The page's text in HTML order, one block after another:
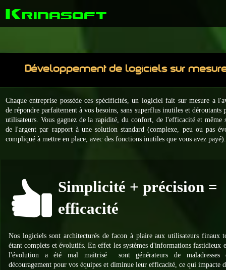
Krinasoft
Développement de logiciels sur
Chaque entreprise possède ces spécificités, un logiciel fait sur mesure a
de répondre parfaitement à vos besoins, sans superflus inutiles et déroutants
utilisateurs. Vous gagnez de la rapidité, du confort, de l'efficacité et même
de l'argent par rapport à une solution standard (complexe, peu ou pas
compliqué à mettre en place, avec des fonctions inutiles que vous avez payé)
Simplicité + précision =
efficacité
Nos logiciels sont architecturés de facon à plaire aux utilisateurs finaux
étant complets et évolutifs. En effet les systèmes d'informations fastidieux
l'évolution a été mal maitrisé sont générateurs de maladresses
découragement pour vos équipes et diminue leur efficacité, ce qui impacte